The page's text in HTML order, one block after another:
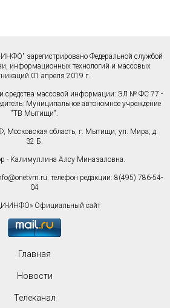
зарегистрировано Федеральной службой
информационных технологий и массовых
01 апреля 2019 г.
средства массовой информации: ЭЛ № ФС 77 -
Муниципальное автономное учреждение
"ТВ Мытищи".
Московская область, г. Мытищи, ул. Мира, д.
32 Б.
- Калимуллина Алсу Миназаловна.
. телефон редакции: 8(495) 786-54-
04
ИНФО» Официальный сайт
Главная
Новости
Телеканал